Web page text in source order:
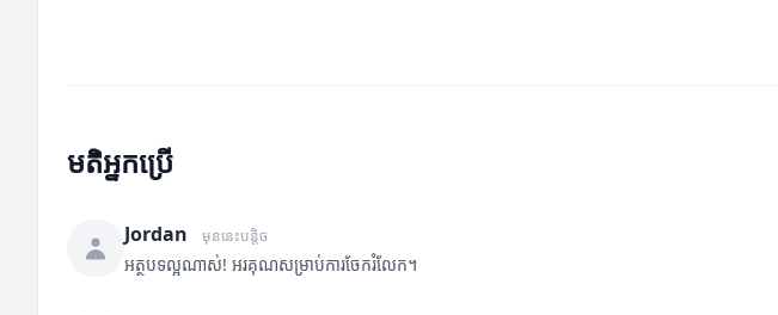
មតិអ្នកប្រើ
Jordan មុននេះបន្តិច
អត្ថបទល្អណាស់! អរគុណសម្រាប់ការចែករំលែក។